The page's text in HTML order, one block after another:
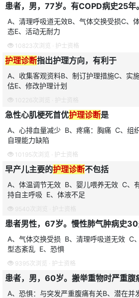
A、清理呼吸道无效B、气体交换受损C、
态E、活动无耐力
10823次浏览 · 护士资格
护理诊断指出护理方向，有利于
A、收集客观资料B、制订护理措施C、实
估E、修改护理计划
10226次浏览 · 护士资格
急性心肌梗死首优护理诊断是
A、心排血量减少 B、疼痛：胸痛 C、组
自理能力缺陷
10195次浏览 · 护士资格
早产儿主要的护理诊断不包括
A、体温调节无效 B、婴儿喂养无效 C、
持自主呼吸 E、体液不足
9540次浏览 · 护士资格
A、气体交换受损 B、清理呼吸道无效 C
型态紊乱 E、恐惧
9395次浏览 · 护士资格
A、恐惧：与突发严重腹痛有关B、潜在并